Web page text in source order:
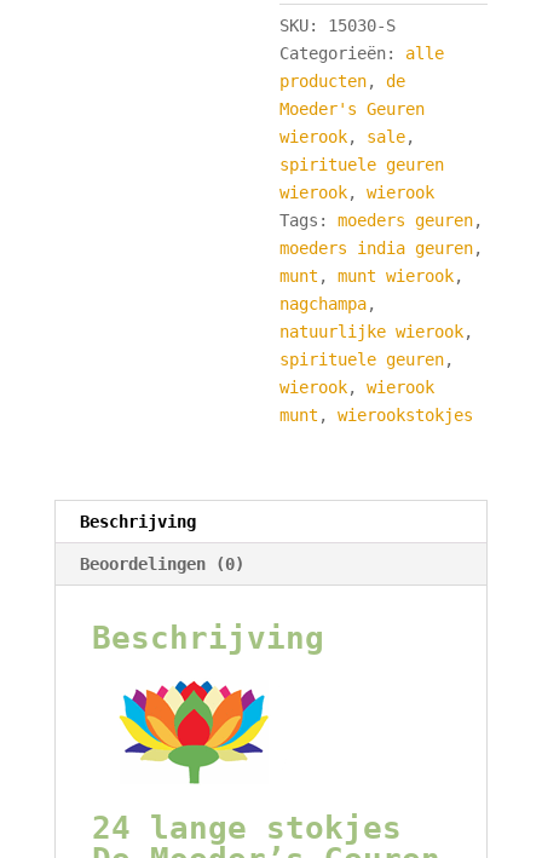
SKU: 15030-S
Categorieën: alle
producten,de
Moeder's Geuren
wierook, sale,
spirituele geuren
wierook,wierook
Tags:moeders geuren,
moeders india geuren,
munt ,munt wierook,
nagchampa,
natuurlijke wierook,
spirituele geuren,
wierook,wierook
munt ,wierookstokjes
Beschrijving
Beoordelingen (0)
Beschrijving
24 lange stokjes